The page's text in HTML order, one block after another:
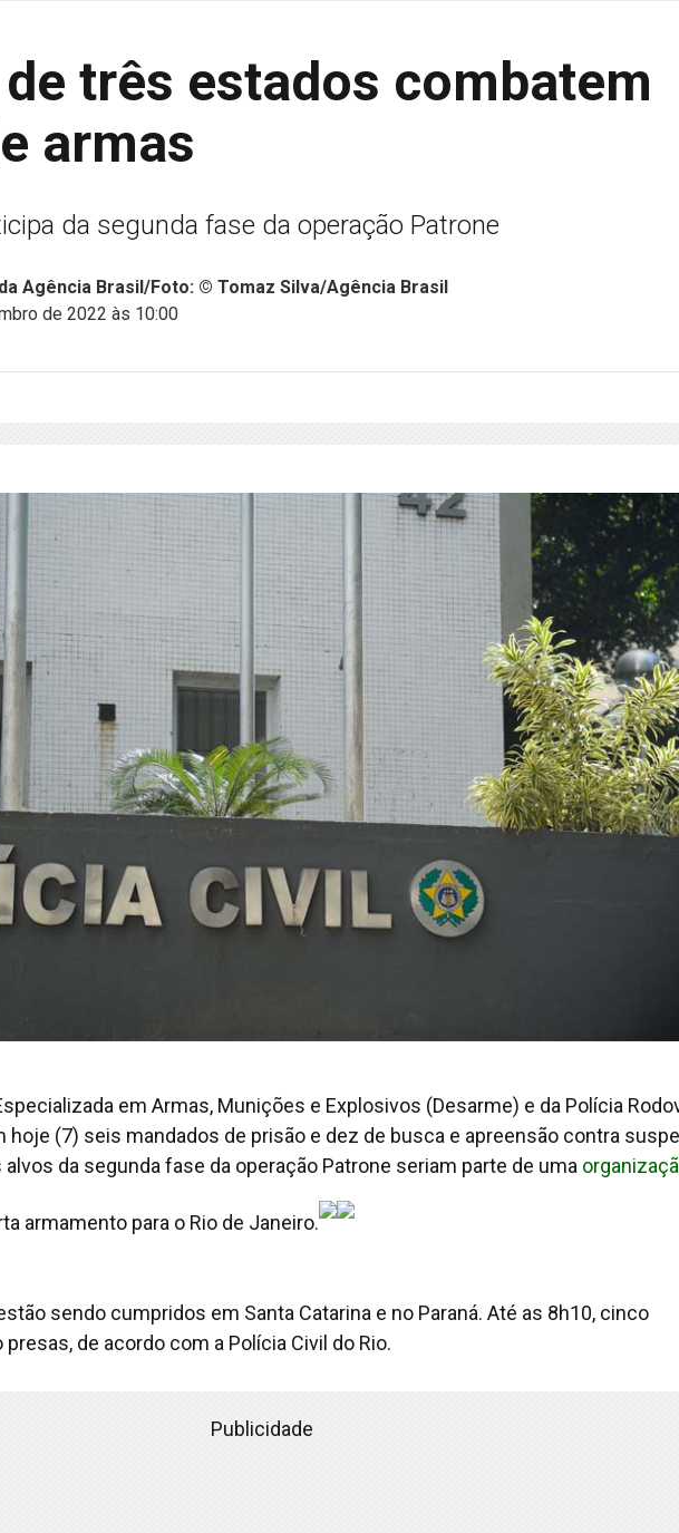
três estados combatem
armas
da segunda fase da operação Patrone
Agência Brasil/Foto: © Tomaz Silva/Agência Brasil
de 2022 às 10:00
em Armas, Munições e Explosivos (Desarme) e da Polícia
hoje (7) seis mandados de prisão e dez de busca e apreensão contra
da segunda fase da operação Patrone seriam parte de uma
armamento para o Rio de Janeiro.
sendo cumpridos em Santa Catarina e no Paraná. Até as 8h10, cinco
de acordo com a Polícia Civil do Rio.
Publicidade